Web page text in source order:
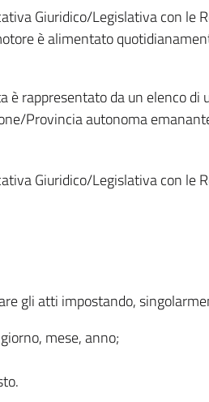
Giuridico/Legislativa con
è alimentato
è rappresentato da un elenco
Provincia autonoma
Giuridico/Legislativa con
gli atti impostando,
mese, anno;